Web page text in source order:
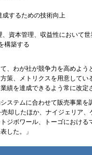
するための技術向上
資本管理、収益性において
構築する
、わが社が競争力を高めよ
策、メトリクスを用意してい
績を達成できるよう常に改定
ステムに合わせて販売事業を
却したほか、ナイジェリア
ジボワール、トーゴにおけ
した。」